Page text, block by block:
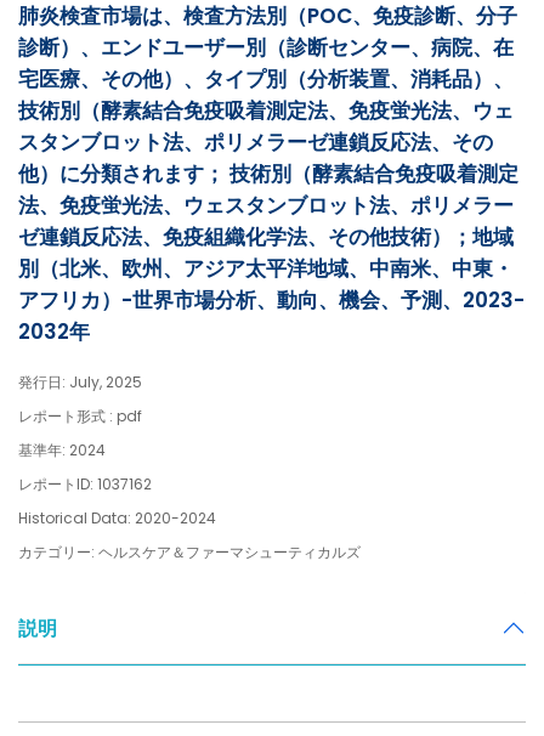
肺炎検査市場は、検査方法別（POC、免疫診断、分子
診断）、エンドユーザー別（診断センター、病院、在
宅医療、その他）、タイプ別（分析装置、消耗品）、
技術別（酵素結合免疫吸着測定法、免疫蛍光法、ウェ
スタンブロット法、ポリメラーゼ連鎖反応法、その
他）に分類されます； 技術別（酵素結合免疫吸着測定
法、免疫蛍光法、ウェスタンブロット法、ポリメラー
ゼ連鎖反応法、免疫組織化学法、その他技術）；地域
別（北米、欧州、アジア太平洋地域、中南米、中東・
アフリカ）-世界市場分析、動向、機会、予測、2023-
2032年
発行日: July, 2025
レポート形式 : pdf
基準年: 2024
レポートID: 1037162
Historical Data: 2020-2024
カテゴリー: ヘルスケア＆ファーマシューティカルズ
説明